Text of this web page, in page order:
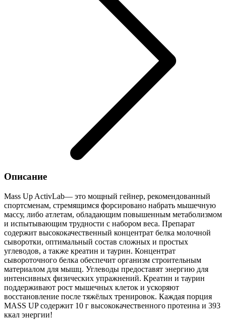
Описание
Mass Up ActivLab— это мощный гейнер, рекомендованный
спортсменам, стремящимся форсировано набрать мышечную
массу, либо атлетам, обладающим повышенным метаболизмом
и испытывающим трудности с набором веса. Препарат
содержит высококачественный концентрат белка молочной
сыворотки, оптимальный состав сложных и простых
углеводов, а также креатин и таурин. Концентрат
сывороточного белка обеспечит организм строительным
материалом для мышц. Углеводы предоставят энергию для
интенсивных физических упражнений. Креатин и таурин
поддерживают рост мышечных клеток и ускоряют
восстановление после тяжёлых тренировок. Каждая порция
MASS UP содержит 10 г высококачественного протеина и 393
ккал энергии!